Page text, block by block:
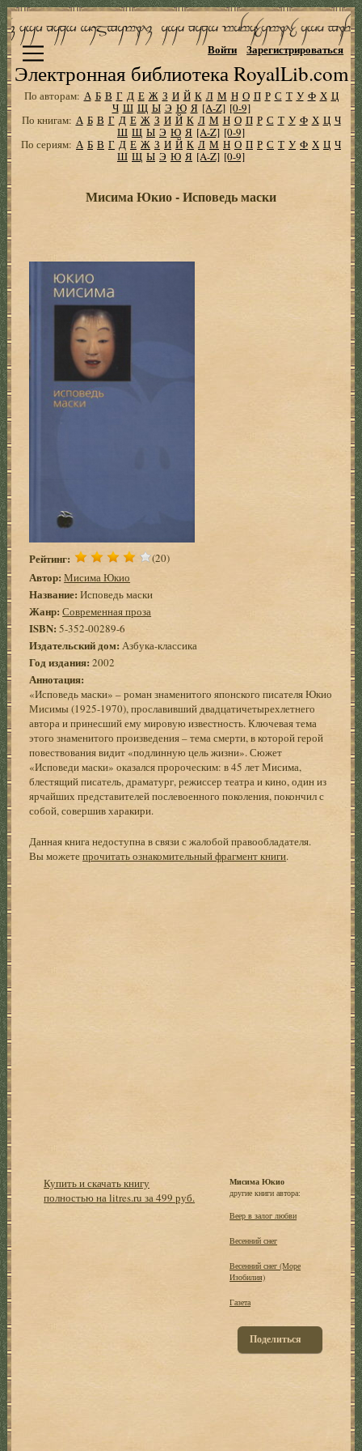
Электронная библиотека RoyalLib.com
Войти Зарегистрироваться
По авторам: А Б В Г Д Е Ж З И Й К Л М Н О П Р С Т У Ф Х Ц
Ч Ш Щ Ы Э Ю Я [A-Z] [0-9]
По книгам: А Б В Г Д Е Ж З И Й К Л М Н О П Р С Т У Ф Х Ц Ч
Ш Щ Ы Э Ю Я [A-Z] [0-9]
По сериям: А Б В Г Д Е Ж З И Й К Л М Н О П Р С Т У Ф Х Ц Ч
Ш Щ Ы Э Ю Я [A-Z] [0-9]
Мисима Юкио - Исповедь маски
Рейтинг: (20)
Автор: Мисима Юкио
Название: Исповедь маски
Жанр: Современная проза
ISBN: 5-352-00289-6
Издательский дом: Азбука-классика
Год издания: 2002
Аннотация:
«Исповедь маски» – роман знаменитого японского писателя Юкио
Мисимы (1925-1970), прославивший двадцатичетырехлетнего
автора и принесший ему мировую известность. Ключевая тема
этого знаменитого произведения – тема смерти, в которой герой
повествования видит «подлинную цель жизни». Сюжет
«Исповеди маски» оказался пророческим: в 45 лет Мисима,
блестящий писатель, драматург, режиссер театра и кино, один из
ярчайших представителей послевоенного поколения, покончил с
собой, совершив харакири.
Данная книга недоступна в связи с жалобой правообладателя.
Вы можетепрочитать ознакомительный фрагмент книги.
Купить и скачать книгу
полностью на litres.ru за 499 руб.
Мисима Юкио
другие книги автора:
Веер в залог любви
Весенний снег
Весенний снег (Море
Изобилия)
Газета
Поделиться